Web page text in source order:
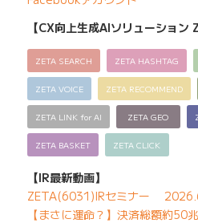
【CX向上生成AIソリューション
ZETA SEARCH ZETA HASHTAG
ZETA VOICE ZETA RECOMMEND
ZETA LINK for AI ZETA GEO
ZETA BASKET ZETA CLICK
【IR最新動画】
ZETA(6031)IRセミナー
【まさに運命？】決済総額約50